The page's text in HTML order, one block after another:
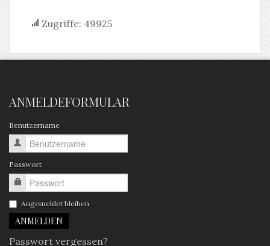
Zugriffe: 49925
ANMELDEFORMULAR
Benutzername
Passwort
Angemeldet bleiben
Passwort vergessen?